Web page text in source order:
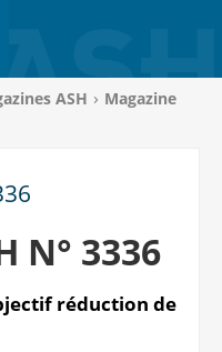
ASH
Magazine
N° 3336
réduction de